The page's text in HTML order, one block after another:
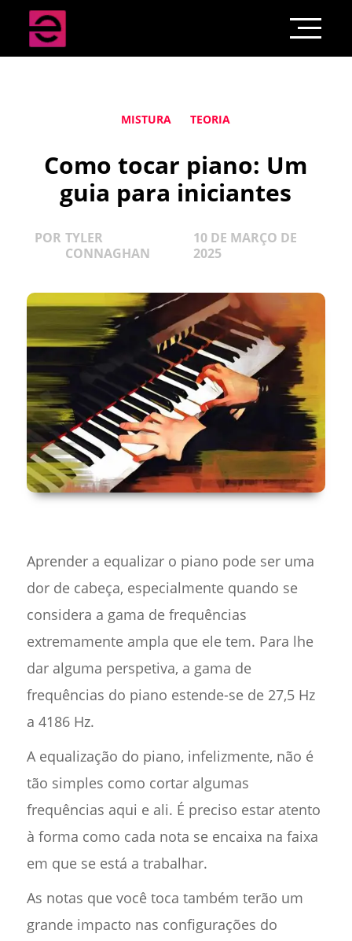
MISTURA TEORIA
Como tocar piano: Um
guia para iniciantes
POR TYLER
CONNAGHAN
10 DE MARÇO DE
2025
Aprender a equalizar o piano pode ser uma
dor de cabeça, especialmente quando se
considera a gama de frequências
extremamente ampla que ele tem. Para lhe
dar alguma perspetiva, a gama de
frequências do piano estende-se de 27,5 Hz
a 4186 Hz.
A equalização do piano, infelizmente, não é
tão simples como cortar algumas
frequências aqui e ali. É preciso estar atento
à forma como cada nota se encaixa na faixa
em que se está a trabalhar.
As notas que você toca também terão um
grande impacto nas configurações do